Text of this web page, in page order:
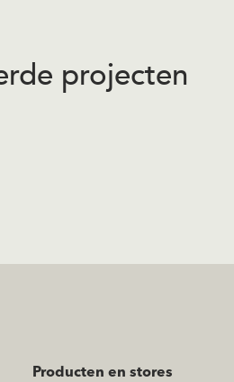
projecten
Producten en stores